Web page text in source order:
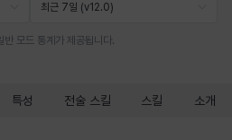
최근 7일 (v12.0)
모드 통계가 제공됩니다.
특성 전술 스킬 스킬 소개